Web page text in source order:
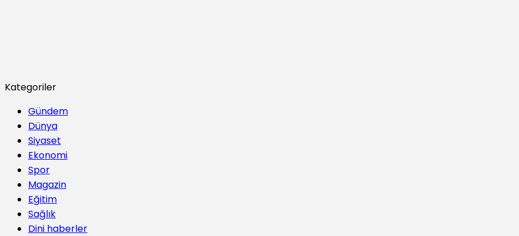
Kategoriler
Gündem
Dünya
Siyaset
Ekonomi
Spor
Magazin
Eğitim
Sağlık
Dini haberler